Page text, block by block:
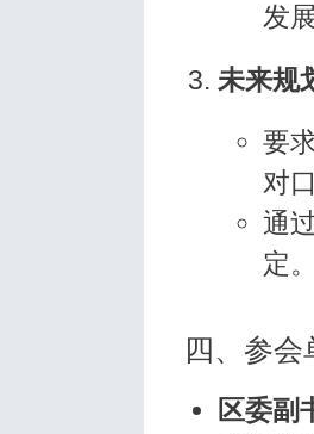
发
未来规
要
对
通
定
四、参会
区委副